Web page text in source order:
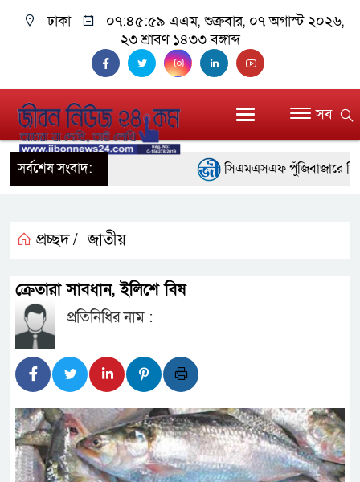
ঢাকা ০৭:৪৬:০০ এএম, শুক্রবার, ০৭ অগাস্ট ২০২৬,
২৩ শ্রাবণ ১৪৩৩ বঙ্গাব্দ
সব
সর্বশেষ সংবাদ:
সিএমএসএফ পুঁজিবাজারে
ওমানের সঙ্গে ইরানের হরমুজ
আত-তানযীল ইনস্টিটিউট
পর্দাপন উপলক্ষে আলোচনা সভা ও
প্রচ্ছদ / জাতীয়
ক্রেতারা সাবধান, ইলিশে বিষ
প্রতিনিধির নাম :